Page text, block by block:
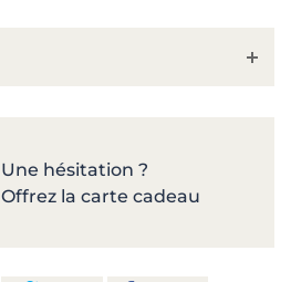
Une hésitation ?
Offrez la carte cadeau